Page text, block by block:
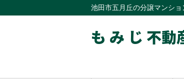
池田市五月丘の分譲マンシ
も み じ 不動